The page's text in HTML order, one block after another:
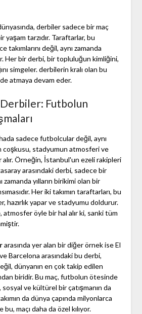
derbiler sadece bir maç
yaşam tarzıdır. Taraftarlar, bu
takımlarını değil, aynı zamanda
Her bir derbi, bir topluluğun kimliğini,
simgeler. derbilerin kralı olan bu
atmaya devam eder.
Futbolun
sadece futbolcular değil, aynı
coşkusu, stadyumun atmosferi ve
Örneğin, İstanbul'un ezeli rakipleri
arasındaki derbi, sadece bir
zamanda yılların birikimi olan bir
Her iki takımın taraftarları, bu
hazırlık yapar ve stadyumu doldurur.
öyle bir hal alır ki, sanki tüm
arasında yer alan bir diğer örnek ise El
Barcelona arasındaki bu derbi,
dünyanın en çok takip edilen
biridir. Bu maç, futbolun ötesinde
sosyal ve kültürel bir çatışmanın da
da dünya çapında milyonlarca
maçı daha da özel kılıyor.